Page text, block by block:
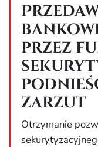
przez
zarzut
Otrzymanie